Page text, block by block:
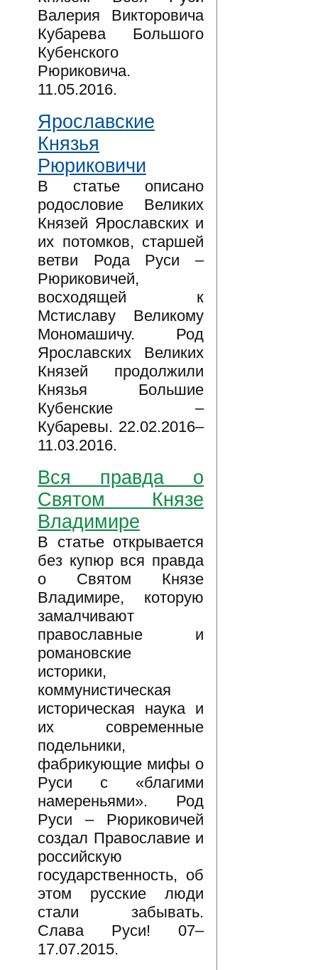
Валерия Викторовича
Кубарева Большого
Кубенского
Рюриковича.
11.05.2016.
Ярославские
Князья
Рюриковичи
В статье описано
родословие Великих
Князей Ярославских и
их потомков, старшей
ветви Рода Руси –
Рюриковичей,
восходящей к
Мстиславу Великому
Мономашичу. Род
Ярославских Великих
Князей продолжили
Князья Большие
Кубенские –
Кубаревы. 22.02.2016–
11.03.2016.
Вся правда о
Святом Князе
Владимире
В статье открывается
без купюр вся правда
о Святом Князе
Владимире, которую
замалчивают
православные и
романовские
историки,
коммунистическая
историческая наука и
их современные
подельники,
фабрикующие мифы о
Руси с «благими
намереньями». Род
Руси – Рюриковичей
создал Православие и
российскую
государственность, об
этом русские люди
стали забывать.
Слава Руси! 07–
17.07.2015.